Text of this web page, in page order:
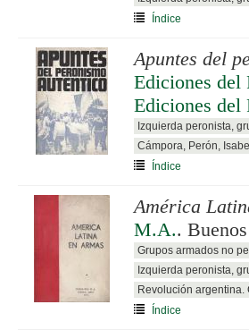
Índice
Apuntes del
Ediciones del
Ediciones del
Izquierda peronista,
Cámpora, Perón,
Índice
América
M.A..
Grupos armados no
Izquierda peronista,
Revolución argentina.
Índice